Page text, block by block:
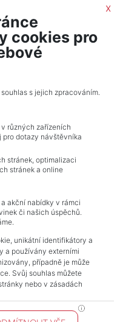
Praha
data
x
cookies pro
s jejich zpracováním.
různých zařízeních
dotazy návštěvníka
stránek, optimalizaci
stránek a online
akční nabídky v rámci
či našich úspěchů.
unikátní identifikátory a
a používány externími
případně je může
Svůj souhlas můžete
nebo v zásadách